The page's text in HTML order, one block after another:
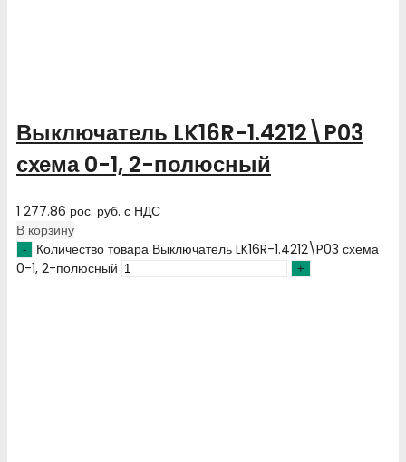
Выключатель LK16R-1.4212\P03
схема 0-1, 2-полюсный
1 277.86 рос. руб. с НДС
В корзину
Количество товара Выключатель LK16R-1.4212\P03 схема
0-1, 2-полюсный